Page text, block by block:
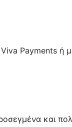
Payments ή
και